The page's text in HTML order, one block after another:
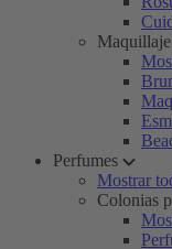
Perfumes
Mostrar
Colonias